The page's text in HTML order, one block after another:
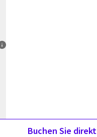
Buchen Sie direkt